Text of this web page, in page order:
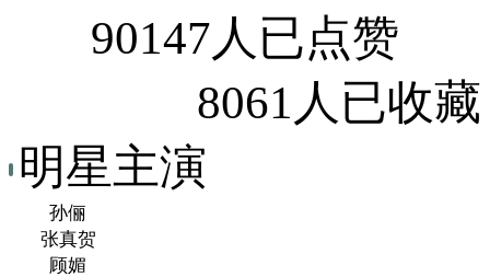
90147人已点赞
8061人已收藏
明星主演
孙俪
张真贺
顾媚